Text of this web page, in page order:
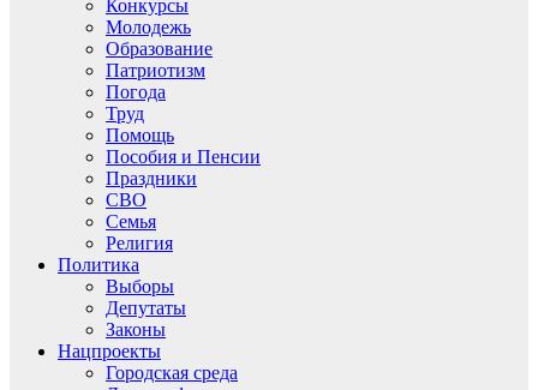
Конкурсы
Молодежь
Образование
Патриотизм
Погода
Труд
Помощь
Пособия и Пенсии
Праздники
СВО
Семья
Религия
Политика
Выборы
Депутаты
Законы
Нацпроекты
Городская среда